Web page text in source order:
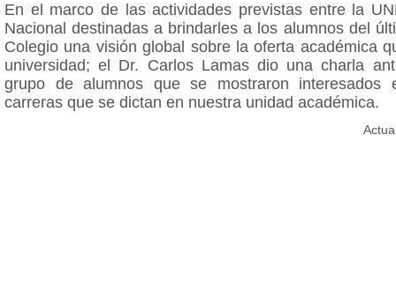
En el marco de las actividades previstas entre la
Nacional destinadas a brindarles a los alumnos del
Colegio una visión global sobre la oferta académica
universidad; el Dr. Carlos Lamas dio una charla
grupo de alumnos que se mostraron interesados
carreras que se dictan en nuestra unidad académica.